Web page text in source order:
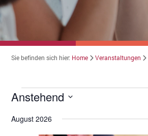
Sie befinden sich hier: Home Veranstaltungen
Veranstaltungen
Anstehend
wählen.
August 2026